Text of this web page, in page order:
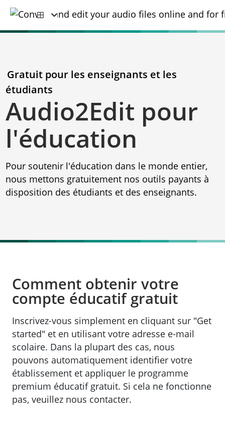
Gratuit pour les enseignants et les
étudiants
Audio2Edit pour
l'éducation
Pour soutenir l'éducation dans le monde entier,
nous mettons gratuitement nos outils payants à
disposition des étudiants et des enseignants.
Comment obtenir votre
compte éducatif gratuit
Inscrivez-vous simplement en cliquant sur "Get
started" et en utilisant votre adresse e-mail
scolaire. Dans la plupart des cas, nous
pouvons automatiquement identifier votre
établissement et appliquer le programme
premium éducatif gratuit. Si cela ne fonctionne
pas, veuillez nous contacter.